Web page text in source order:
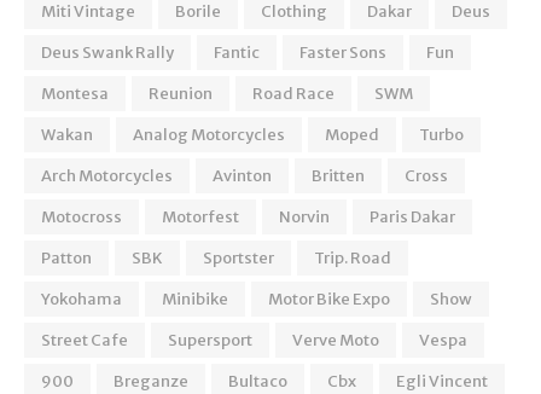
Miti Vintage
Borile Clothing Dakar
Deus
Deus Swank Rally
Fantic Faster Sons
Fun
Montesa
Reunion Road Race
SWM
Wakan
Analog Motorcycles Moped
Turbo
Arch Motorcycles
Avinton Britten
Cross
Motocross
Motorfest Norvin
Paris Dakar
Patton
SBK Sportster
Trip. Road
Yokohama
Minibike Motor Bike Expo
Show
Street Cafe
Supersport Verve Moto
Vespa
900
Breganze Bultaco Cbx
Egli Vincent